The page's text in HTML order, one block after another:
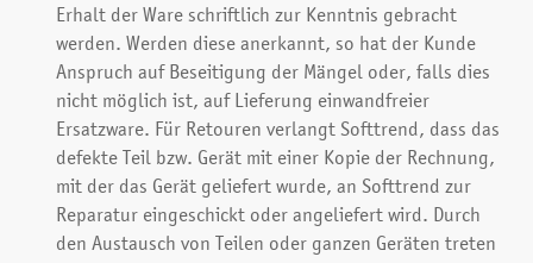
Erhalt der Ware schriftlich zur Kenntnis gebracht
werden. Werden diese anerkannt, so hat der Kunde
Anspruch auf Beseitigung der Mängel oder, falls dies
nicht möglich ist, auf Lieferung einwandfreier
Ersatzware. Für Retouren verlangt Softtrend, dass das
defekte Teil bzw. Gerät mit einer Kopie der Rechnung,
mit der das Gerät geliefert wurde, an Softtrend zur
Reparatur eingeschickt oder angeliefert wird. Durch
den Austausch von Teilen oder ganzen Geräten treten